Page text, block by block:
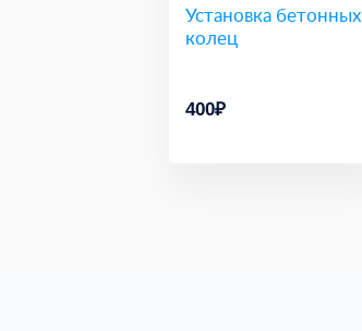
Установка бетонных
колец
400₽